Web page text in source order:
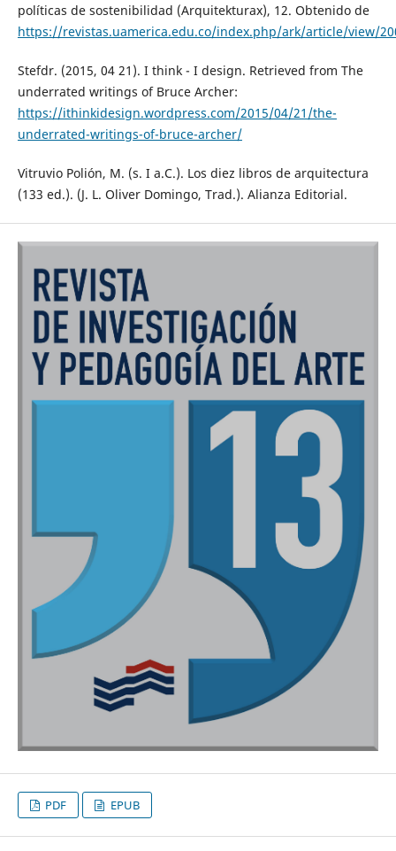
políticas de sostenibilidad (Arquitekturax), 12. Obtenido de
https://revistas.uamerica.edu.co/index.php/ark/article/view/
Stefdr. (2015, 04 21). I think - I design. Retrieved from The
underrated writings of Bruce Archer:
https://ithinkidesign.wordpress.com/2015/04/21/the-
underrated-writings-of-bruce-archer/
Vitruvio Polión, M. (s. I a.C.). Los diez libros de arquitectura
(133 ed.). (J. L. Oliver Domingo, Trad.). Alianza Editorial.
PDF EPUB